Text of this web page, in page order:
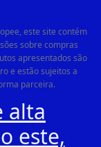
este site contém
sobre compras
apresentados são
e estão sujeitos a
parceira.
alta
este,